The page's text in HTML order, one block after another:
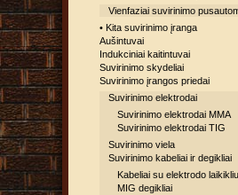
Vienfaziai suvirinimo
• Kita suvirinimo įranga
Aušintuvai
Indukciniai kaitintuvai
Suvirinimo skydeliai
Suvirinimo įrangos priedai
Suvirinimo elektrodai
Suvirinimo elektrodai MMA
Suvirinimo elektrodai TIG
Suvirinimo viela
Suvirinimo kabeliai ir degikliai
Kabeliai su elektrodo laikikliu
MIG degikliai